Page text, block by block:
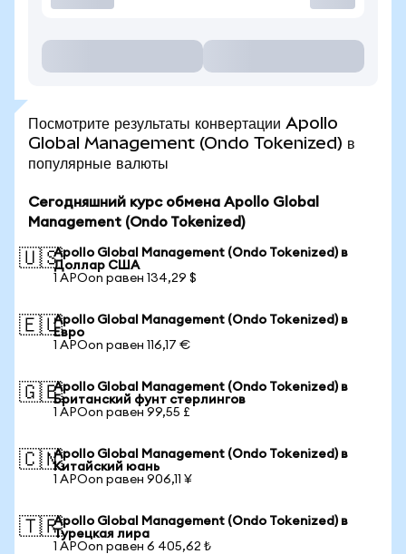
Посмотрите результаты конвертации Apollo
Global Management (Ondo Tokenized) в
популярные валюты
Сегодняшний курс обмена Apollo Global
Management (Ondo Tokenized)
🇺🇸Apollo Global Management (Ondo Tokenized) в
Доллар США
1 APOon равен 134,29 $
🇪🇺Apollo Global Management (Ondo Tokenized) в
Евро
1 APOon равен 116,17 €
🇬🇧Apollo Global Management (Ondo Tokenized) в
Британский фунт стерлингов
1 APOon равен 99,55 £
🇨🇳Apollo Global Management (Ondo Tokenized) в
Китайский юань
1 APOon равен 906,11 ¥
🇹🇷Apollo Global Management (Ondo Tokenized) в
Турецкая лира
1 APOon равен 6 405,62 ₺